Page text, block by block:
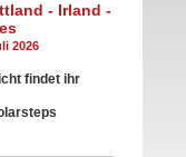
- Irland -
2026
findet ihr